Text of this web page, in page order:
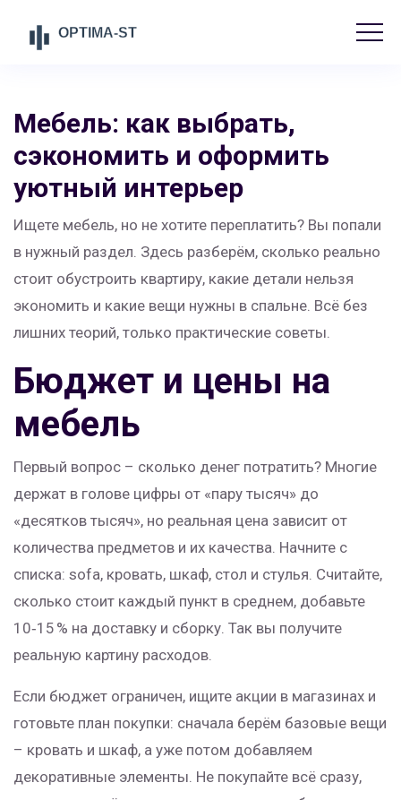
Мебель: как выбрать,
сэкономить и оформить
уютный интерьер
Ищете мебель, но не хотите переплатить? Вы попали
в нужный раздел. Здесь разберём, сколько реально
стоит обустроить квартиру, какие детали нельзя
экономить и какие вещи нужны в спальне. Всё без
лишних теорий, только практические советы.
Бюджет и цены на
мебель
Первый вопрос – сколько денег потратить? Многие
держат в голове цифры от «пару тысяч» до
«десятков тысяч», но реальная цена зависит от
количества предметов и их качества. Начните с
списка: sofa, кровать, шкаф, стол и стулья. Считайте,
сколько стоит каждый пункт в среднем, добавьте
10‑15 % на доставку и сборку. Так вы получите
реальную картину расходов.
Если бюджет ограничен, ищите акции в магазинах и
готовьте план покупки: сначала берём базовые вещи
– кровать и шкаф, а уже потом добавляем
декоративные элементы. Не покупайте всё сразу,